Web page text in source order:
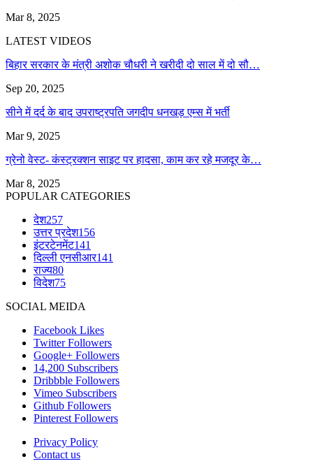
Mar 8, 2025
LATEST VIDEOS
बिहार सरकार के मंत्री अशोक चौधरी ने खरीदी दो साल में दो सौ…
Sep 20, 2025
सीने में दर्द के बाद उपराष्ट्रपति जगदीप धनखड़ एम्स में भर्ती
Mar 9, 2025
ग्रेनो वेस्ट- कंस्ट्रक्शन साइट पर हादसा, काम कर रहे मजदूर के…
Mar 8, 2025
POPULAR CATEGORIES
देश257
उत्तर प्रदेश156
इंटरटेनमेंट141
दिल्ली एनसीआर141
राज्य80
विदेश75
SOCIAL MEIDA
Facebook Likes
Twitter Followers
Google+ Followers
14,200 Subscribers
Dribbble Followers
Vimeo Subscribers
Github Followers
Pinterest Followers
Privacy Policy
Contact us